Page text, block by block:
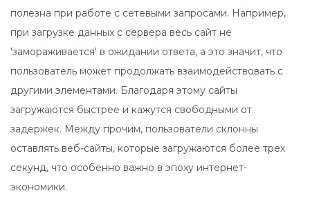
полезна при работе с сетевыми запросами. Например,
при загрузке данных с сервера весь сайт не
'замораживается' в ожидании ответа, а это значит, что
пользователь может продолжать взаимодействовать с
другими элементами. Благодаря этому сайты
загружаются быстрее и кажутся свободными от
задержек. Между прочим, пользователи склонны
оставлять веб-сайты, которые загружаются более трех
секунд, что особенно важно в эпоху интернет-
экономики.